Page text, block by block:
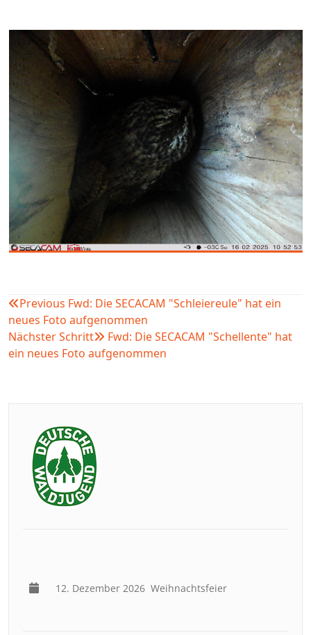
Beitragsnavigation
Previous Fwd: Die SECACAM "Schleiereule" hat ein
neues Foto aufgenommen
Nächster Schritt
Fwd: Die SECACAM "Schellente" hat
ein neues Foto aufgenommen
12. Dezember 2026 Weihnachtsfeier